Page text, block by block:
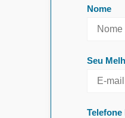
Nome
Seu
Telefone